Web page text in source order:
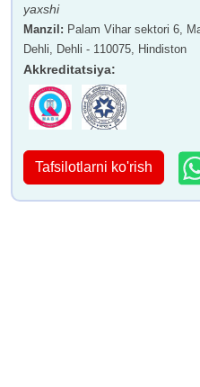
yaxshi
Manzil : Palam Vihar sektori 6,
Dehli, Dehli - 110075, Hindiston
Akkreditatsiya:
Tafsilotlarni ko'rish